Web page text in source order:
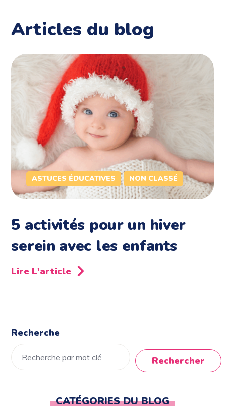
Articles du blog
ASTUCES ÉDUCATIVES NON CLASSÉ
5 activités pour un hiver
serein avec les enfants
Lire L'article
Recherche
Rechercher
CATÉGORIES DU BLOG